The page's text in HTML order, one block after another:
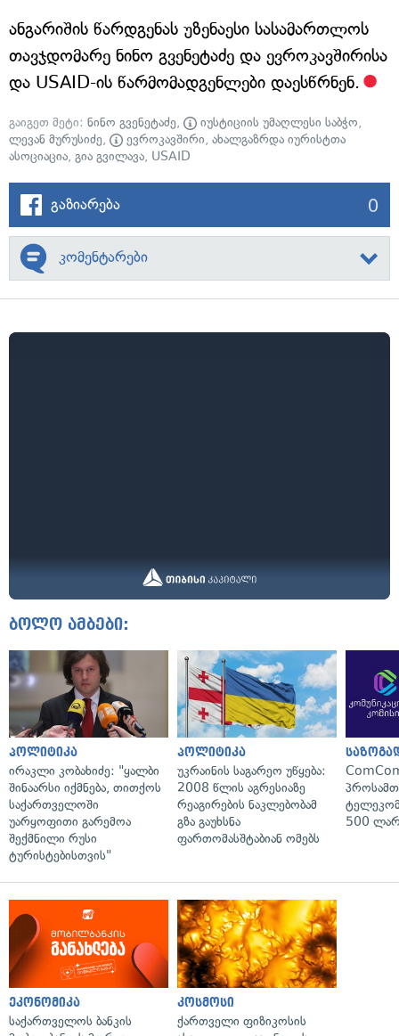
ანგარიშის წარდგენას უზენაესი სასამართლოს
თავჯდომარე ნინო გვენეტაძე და ევროკავშირისა
და USAID-ის წარმომადგენლები დაესწრნენ.
გაიგეთ მეტი: ნინო გვენეტაძე, იუსტიციის უმაღლესი საბჭო,
ლევან მურუსიძე, ევროკავშირი, ახალგაზრდა იურისტთა
ასოციაცია, გია გვილავა, USAID
გაზიარება 0
კომენტარები
ბოლო ამბები:
პოლიტიკა
ირაკლი კობახიძე: "ყალბი
შინაარსი იქმნება, თითქოს
საქართველოში
უარყოფითი გარემოა
შექმნილი რუსი
ტურისტებისთვის"
პოლიტიკა
უკრაინის საგარეო უწყება:
2008 წლის აგრესიაზე
რეაგირების ნაკლებობამ
გზა გაუხსნა
ფართომასშტაბიან ომებს
500
ეკონომიკა
საქართველოს ბანკის
კოსმოსი
ქართველი ფიზიკოსის